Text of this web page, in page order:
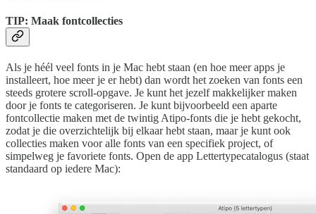
TIP: Maak fontcollecties
Als je héél veel fonts in je Mac hebt staan (en hoe meer apps je
installeert, hoe meer je er hebt) dan wordt het zoeken van fonts een
steeds grotere scroll-opgave. Je kunt het jezelf makkelijker maken
door je fonts te categoriseren. Je kunt bijvoorbeeld een aparte
fontcollectie maken met de twintig Atipo-fonts die je hebt gekocht,
zodat je die overzichtelijk bij elkaar hebt staan, maar je kunt ook
collecties maken voor alle fonts van een specifiek project, of
simpelweg je favoriete fonts. Open de app Lettertypecatalogus (staat
standaard op iedere Mac):